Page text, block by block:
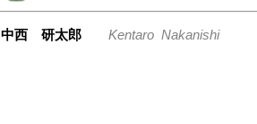
中西 研太郎 Kentaro Nakanishi